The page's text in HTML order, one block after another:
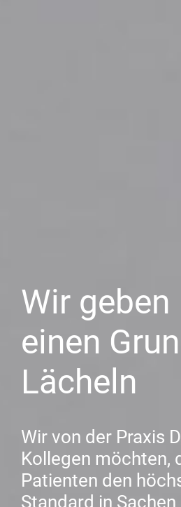
Wir geben
einen
Lächeln
Wir von der Praxis
Kollegen möchten,
Patienten den
Standard in